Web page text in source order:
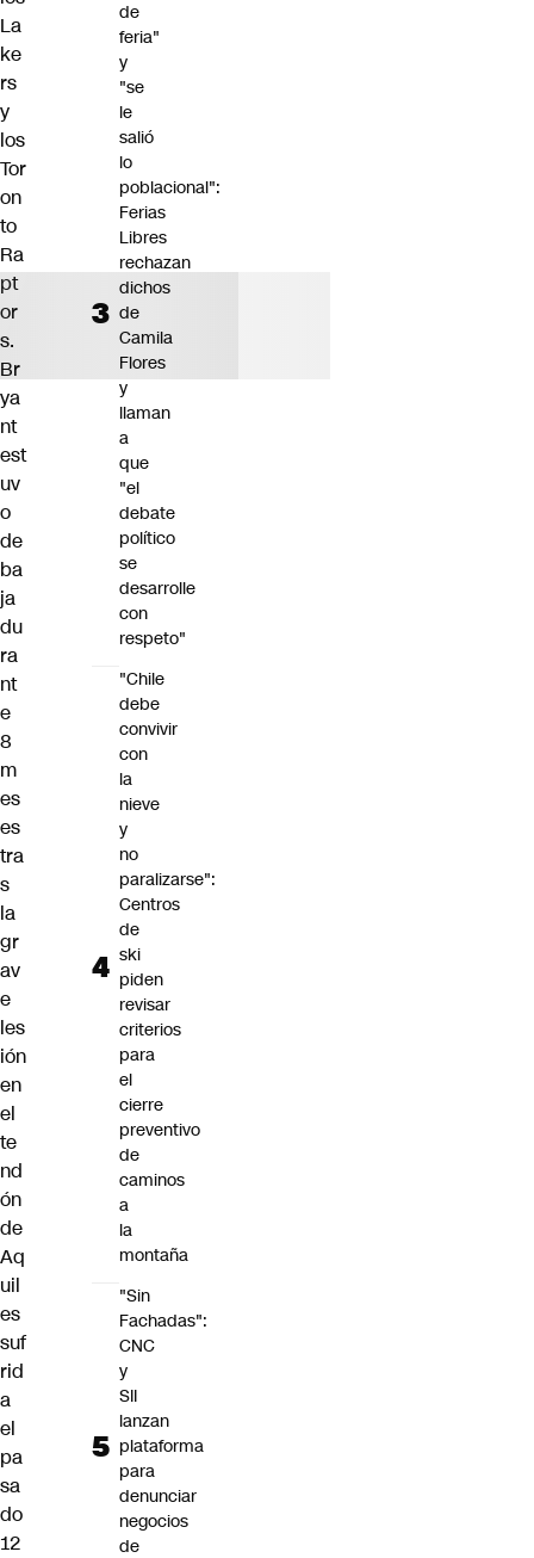
La
ke
rs
y
los
Tor
on
to
Ra
pt
or
s.
Br
ya
nt
est
uv
o
de
ba
ja
du
ra
nt
e
8
m
es
es
tra
s
la
gr
av
e
les
ión
en
el
te
nd
ón
de
Aq
uil
es
suf
rid
a
el
pa
sa
do
12
de
feria"
y
"se
le
salió
lo
poblacional":
Ferias
Libres
rechazan
dichos
de
Camila
Flores
y
llaman
a
que
"el
debate
político
se
desarrolle
con
respeto"
"Chile
debe
convivir
con
la
nieve
y
no
paralizarse":
Centros
de
ski
piden
revisar
criterios
para
el
cierre
preventivo
de
caminos
a
la
montaña
"Sin
Fachadas":
CNC
y
SII
lanzan
plataforma
para
denunciar
negocios
de